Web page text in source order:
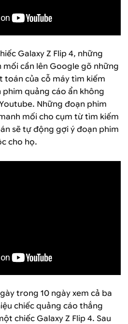
Galaxy Z Flip 4, những
cần lên Google gõ những
toán của cỗ máy tìm kiếm
phim quảng cáo ẩn không
Những đoạn phim
mối cho cụm từ tìm kiếm
sẽ tự động gợi ý đoạn phim
cho họ.
trong 10 ngày xem cả ba
chiếc quảng cáo thắng
chiếc Galaxy Z Flip 4. Sau